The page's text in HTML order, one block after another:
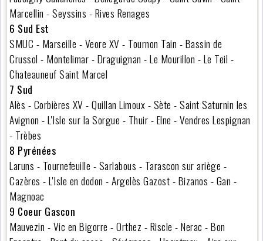
Marcellin - Seyssins - Rives Renages
6 Sud Est
SMUC - Marseille - Veore XV - Tournon Tain - Bassin de
Crussol - Montelimar - Draguignan - Le Mourillon - Le Teil -
Chateauneuf Saint Marcel
7 Sud
Alès - Corbières XV - Quillan Limoux - Sète - Saint Saturnin les
Avignon - L'Isle sur la Sorgue - Thuir - Elne - Vendres Lespignan
- Trèbes
8 Pyrénées
Laruns - Tournefeuille - Sarlabous - Tarascon sur ariège -
Cazères - L'Isle en dodon - Argelès Gazost - Bizanos - Gan -
Magnoac
9 Coeur Gascon
Mauvezin - Vic en Bigorre - Orthez - Riscle - Nerac - Bon